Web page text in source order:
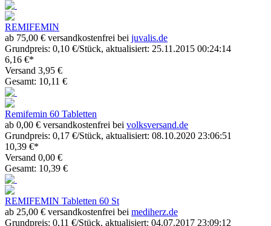
REMIFEMIN
ab 75,00 € versandkostenfrei bei juvalis.de
Grundpreis: 0,10 €/Stück, aktualisiert: 25.11.2015 00:24:14
6,16 €*
Versand 3,95 €
Gesamt: 10,11 €
Remifemin 60 Tabletten
ab 0,00 € versandkostenfrei bei volksversand.de
Grundpreis: 0,17 €/Stück, aktualisiert: 08.10.2020 23:06:51
10,39 €*
Versand 0,00 €
Gesamt: 10,39 €
REMIFEMIN Tabletten 60 St
ab 25,00 € versandkostenfrei bei mediherz.de
Grundpreis: 0,11 €/Stück, aktualisiert: 04.07.2017 23:09:12